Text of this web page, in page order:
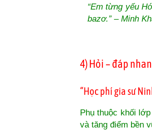
“Em từng yếu
bazơ.” – Minh
4) Hỏi – đáp
“Học phí gia sư
Phụ thuộc khối
và tăng điểm bền